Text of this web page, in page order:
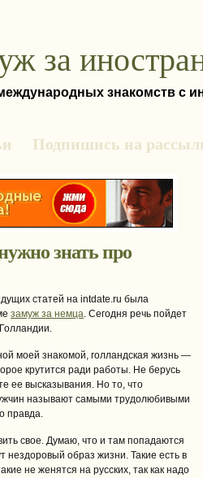
за
знакомств с
Подпишись на
знать про
статей на intdate.ru была
замуж за немца. Сегодня речь пойдет
моей знакомой, голландская жизнь —
крутится ради работы. Не берусь
ее высказывания. Но то, что
называют самыми трудолюбивыми
правда.
свое. Думаю, что и там попадаются
нездоровый образ жизни. Такие есть в
не женятся на русских, так как надо